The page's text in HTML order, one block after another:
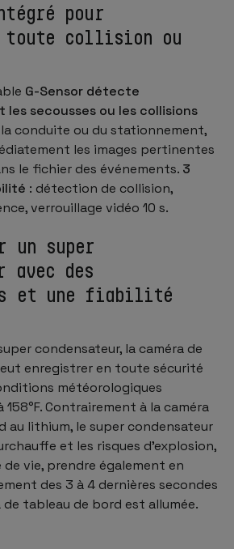
pour
toute collision ou
G-Sensor détecte
secousses ou les collisions
conduite ou du stationnement,
les images pertinentes
le fichier des événements. 3
: détection de collision,
verrouillage vidéo 10 s.
un super
avec des
et une fiabilité
condensateur, la caméra de
enregistrer en toute sécurité
météorologiques
158°F. Contrairement à la caméra
au lithium, le super condensateur
et les risques d'explosion,
vie, prendre également en
des 3 à 4 dernières secondes
de tableau de bord est allumée.